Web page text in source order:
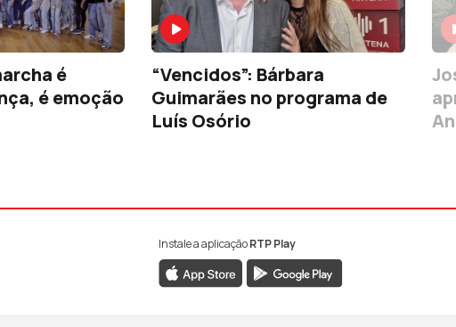
é
é emoção
“Vencidos”: Bárbara
Guimarães no programa de
Luís Osório
Facebook da RTP Antena 1
ao Instagram da RTP Antena 1
ao YouTube da RTP Antena 1
Instale a aplicaçãoRTP Play